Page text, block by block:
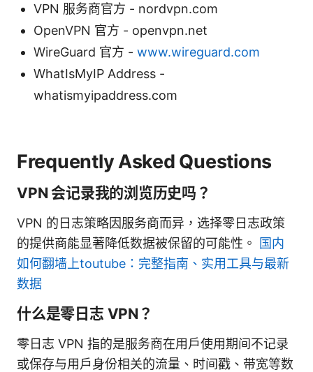
VPN 服务商官方 - nordvpn.com
OpenVPN 官方 - openvpn.net
WireGuard 官方 - www.wireguard.com
WhatIsMyIP Address -
whatismyipaddress.com
Frequently Asked Questions
VPN 会记录我的浏览历史吗？
VPN 的日志策略因服务商而异，选择零日志政策
的提供商能显著降低数据被保留的可能性。
国内
如何翻墙上toutube：完整指南、实用工具与最新
数据
什么是零日志 VPN？
零日志 VPN 指的是服务商在用户使用期间不记录
或保存与用户身份相关的流量、时间戳、带宽等数